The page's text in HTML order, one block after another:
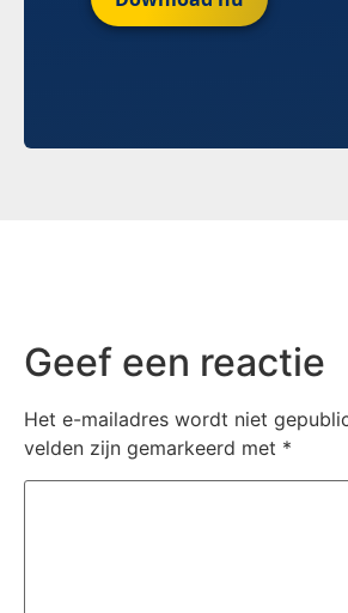
Geef een reactie
Het e-mailadres wordt niet
velden zijn gemarkeerd met *